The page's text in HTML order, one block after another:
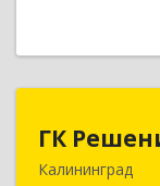
ГК
Калининград
236038,